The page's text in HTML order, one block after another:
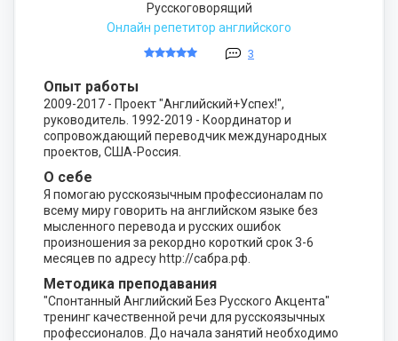
Русскоговорящий
Онлайн репетитор английского
3
Опыт работы
2009-2017 - Проект "Английский+Успех!",
руководитель. 1992-2019 - Координатор и
сопровождающий переводчик международных
проектов, США-Россия.
О себе
Я помогаю русскоязычным профессионалам по
всему миру говорить на английском языке без
мысленного перевода и русских ошибок
произношения за рекордно короткий срок 3-6
месяцев по адресу http://сабра.рф.
Методика преподавания
"Спонтанный Английский Без Русского Акцента"
тренинг качественной речи для русскоязычных
профессионалов. До начала занятий необходимо